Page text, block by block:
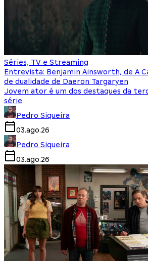
Séries, TV e Streaming
Entrevista: Benjamin Ainsworth, de A
de dualidade de Daeron Targaryen
Jovem ator é um dos destaques da
série
Pedro Siqueira
03.ago.26
Pedro Siqueira
03.ago.26